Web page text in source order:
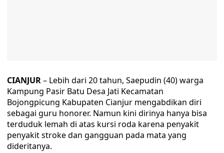
CIANJUR– Lebih dari 20 tahun, Saepudin (40) warga
Kampung Pasir Batu Desa Jati Kecamatan
Bojongpicung Kabupaten Cianjur mengabdikan diri
sebagai guru honorer. Namun kini dirinya hanya bisa
terduduk lemah di atas kursi roda karena penyakit
penyakit stroke dan gangguan pada mata yang
dideritanya.